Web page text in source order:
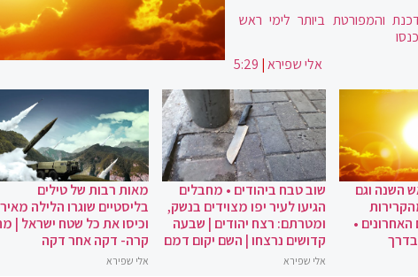
והמפורטת ביותר לימי ראש
אלי שפירא|
5:29
השנה וגם
•
שוב טבח ביהודים • מחבלים
הגיעו לעיר יפו מצוידים בנשק,
ומטרתם: רצח יהודים | שבעה
קדושים נרצחו | השם יקום דמם
אלי שפירא
מאות רבות של טילים
בליסטיים שוגרו הלילה
וכיסו את כל שטח ישראל |
קרה- דקה אחר דקה
אלי שפירא